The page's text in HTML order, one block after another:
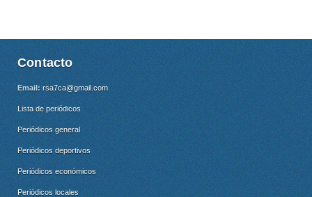
Contacto
Email: rsa7ca@gmail.com
Lista de periódicos
Periódicos general
Periódicos deportivos
Periódicos económicos
Periódicos locales